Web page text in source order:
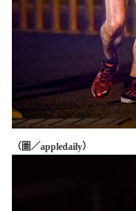
（圖／appledaily）